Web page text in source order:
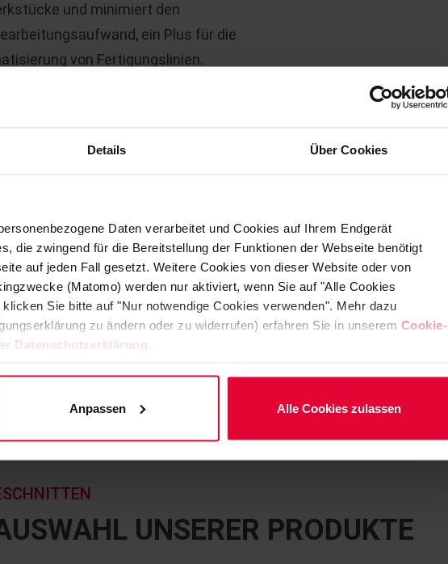
Details Über Cookies
Daten verarbeitet und Cookies auf Ihrem Endgerät
die zwingend für die Bereitstellung der Funktionen der Webseite benötigt
auf jeden Fall gesetzt. Weitere Cookies von dieser Website oder von
(Matomo) werden nur aktiviert, wenn Sie auf "Alle Cookies
Sie bitte auf "Nur notwendige Cookies verwenden". Mehr dazu
zu ändern oder zu widerrufen) erfahren Sie in unserem Cookie-
Datenschutzerklärung
Anpassen Alle Cookies zulassen
und minimiert den
ein Plus für die
von Fertigungslinien.
UNSERER PRODUKTE